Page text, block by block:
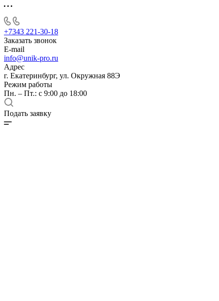
+7343 221-30-18
Заказать звонок
E-mail
info@unik-pro.ru
Адрес
г. Екатеринбург, ул. Окружная 88Э
Режим работы
Пн. – Пт.: с 9:00 до 18:00
Подать заявку